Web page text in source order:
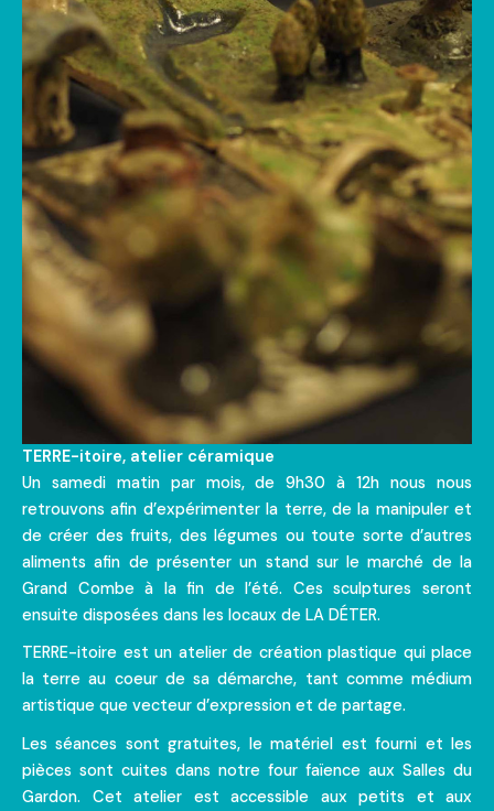
TERRE-itoire, atelier céramique
Un samedi matin par mois, de 9h30 à 12h nous nous
retrouvons afin d’expérimenter la terre, de la manipuler et
de créer des fruits, des légumes ou toute sorte d’autres
aliments afin de présenter un stand sur le marché de la
Grand Combe à la fin de l’été. Ces sculptures seront
ensuite disposées dans les locaux de LA DÉTER.
TERRE-itoire est un atelier de création plastique qui place
la terre au coeur de sa démarche, tant comme médium
artistique que vecteur d’expression et de partage.
Les séances sont gratuites, le matériel est fourni et les
pièces sont cuites dans notre four faïence aux Salles du
Gardon. Cet atelier est accessible aux petits et aux